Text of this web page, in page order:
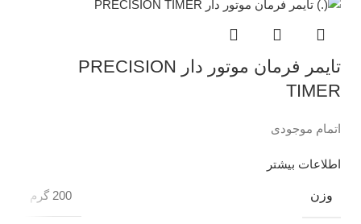
تایمر فرمان موتور دار PRECISION
TIMER
اتمام موجودی
اطلاعات بیشتر
وزن 200 گرم